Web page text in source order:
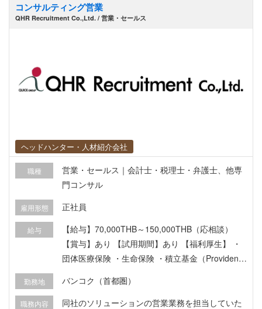
コンサルティング営業
QHR Recruitment Co.,Ltd. / 営業・セールス
ヘッドハンター・人材紹介会社
職種
営業・セールス｜会計士・税理士・弁護士、他専
門コンサル
雇用形態 正社員
給与
【給与】70,000THB～150,000THB（応相談）
【賞与】あり 【試用期間】あり 【福利厚生】 ・
団体医療保険 ・生命保険 ・積立基金（Provident
Benefits） ・ハイブリッド勤務／フレックスタイ
ム制度 ・研修制度・キャリア開発支援 ・年次健康
勤務地 バンコク（首都圏）
職務内容
同社のソリューションの営業業務を担当していた